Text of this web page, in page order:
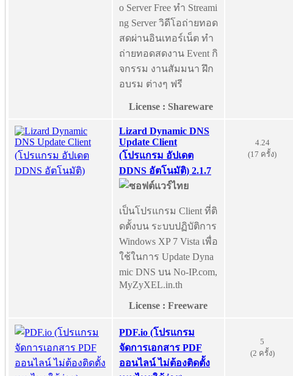
o Server Free ทำ Streami
ng Server วิดีโอถ่ายทอด
สดผ่านอินเทอร์เน็ต ทำ
ถ่ายทอดสดงาน Event กิ
จกรรม งานสัมมนา ฝึก
อบรม ต่างๆ ฟรี
License : Shareware
Lizard Dynamic DNS
Update Client
(โปรแกรม อัปเดต
DDNS อัตโนมัติ) 2.1.7
เป็นโปรแกรม Client ที่ติ
ดตั้งบน ระบบปฏิบัติการ
Windows XP 7 Vista เพื่อ
ใช้ในการ Update Dyna
mic DNS บน No-IP.com,
MyZyXEL.in.th
License : Freeware
4.24
(17 ครั้ง)
PDF.io (โปรแกรม
จัดการเอกสาร PDF
ออนไลน์ ไม่ต้องติดตั้ง
5
(2 ครั้ง)